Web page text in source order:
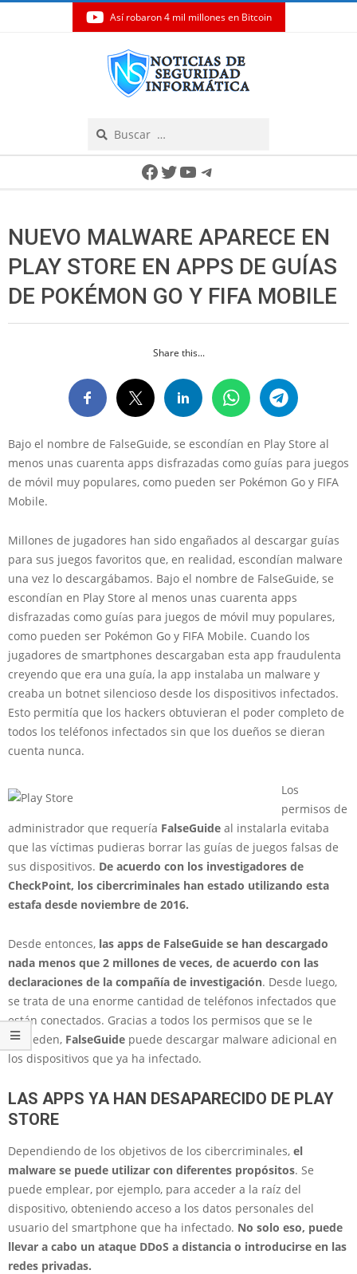
Así robaron 4 mil millones en Bitcoin
Facebook
Twitter
YouTube
Telegram
NUEVO MALWARE APARECE EN
PLAY STORE EN APPS DE GUÍAS
DE POKÉMON GO Y FIFA MOBILE
Share this...
Bajo el nombre de FalseGuide, se escondían en Play Store al
menos unas cuarenta apps disfrazadas como guías para juegos
de móvil muy populares, como pueden ser Pokémon Go y FIFA
Mobile.
Millones de jugadores han sido engañados al descargar guías
para sus juegos favoritos que, en realidad, escondían malware
una vez lo descargábamos. Bajo el nombre de FalseGuide, se
escondían en Play Store al menos unas cuarenta apps
disfrazadas como guías para juegos de móvil muy populares,
como pueden ser Pokémon Go y FIFA Mobile. Cuando los
jugadores de smartphones descargaban esta app fraudulenta
creyendo que era una guía, la app instalaba un malware y
creaba un botnet silencioso desde los dispositivos infectados.
Esto permitía que los hackers obtuvieran el poder completo de
todos los teléfonos infectados sin que los dueños se dieran
cuenta nunca.
Los
permisos de
administrador que requería FalseGuide al instalarla evitaba
que las víctimas pudieras borrar las guías de juegos falsas de
sus dispositivos. De acuerdo con los investigadores de
CheckPoint, los cibercriminales han estado utilizando esta
estafa desde noviembre de 2016.
Desde entonces, las apps de FalseGuide se han descargado
nada menos que 2 millones de veces, de acuerdo con las
declaraciones de la compañía de investigación. Desde luego,
se trata de una enorme cantidad de teléfonos infectados que
están conectados. Gracias a todos los permisos que se le
conceden, FalseGuide puede descargar malware adicional en
los dispositivos que ya ha infectado.
LAS APPS YA HAN DESAPARECIDO DE PLAY
STORE
Dependiendo de los objetivos de los cibercriminales, el
malware se puede utilizar con diferentes propósitos. Se
puede emplear, por ejemplo, para acceder a la raíz del
dispositivo, obteniendo acceso a los datos personales del
usuario del smartphone que ha infectado. No solo eso, puede
llevar a cabo un ataque DDoS a distancia o introducirse en las
redes privadas.